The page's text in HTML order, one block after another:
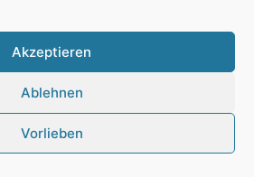
Akzeptieren
Ablehnen
Vorlieben
Schönbrunn